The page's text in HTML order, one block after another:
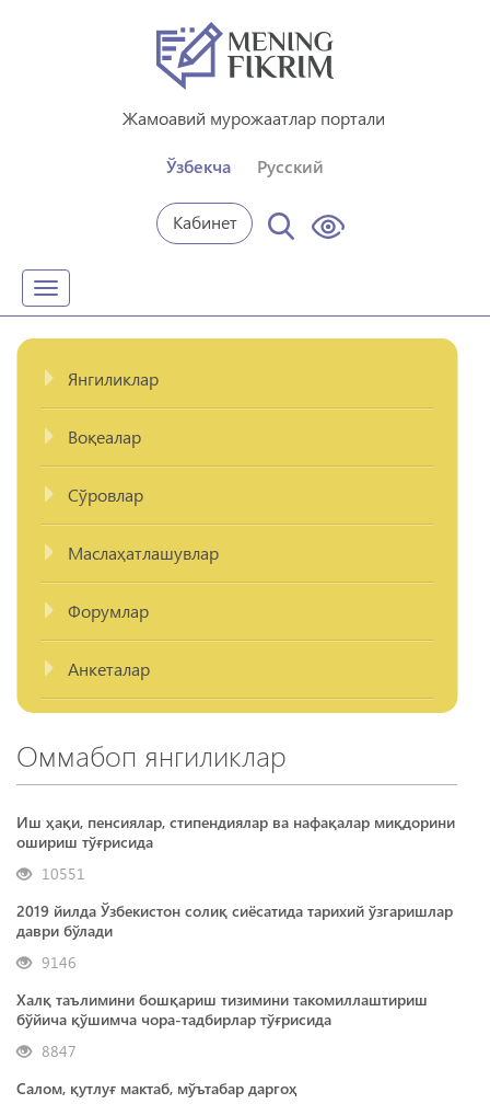
Жамоавий мурожаатлар портали
Ўзбекча Русский
Кабинет
Toggle
navigation
Янгиликлар
Воқеалар
Сўровлар
Маслаҳатлашувлар
Форумлар
Анкеталар
Оммабоп янгиликлар
Иш ҳақи, пенсиялар, стипендиялар ва нафақалар миқдорини
ошириш тўғрисида
10551
2019 йилда Ўзбекистон солиқ сиёсатида тарихий ўзгаришлар
даври бўлади
9146
Халқ таълимини бошқариш тизимини такомиллаштириш
бўйича қўшимча чора-тадбирлар тўғрисида
8847
Салом, қутлуғ мактаб, мўътабар даргоҳ